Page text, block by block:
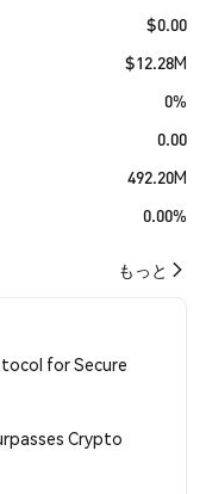
$0.00
$12.28M
0%
0.00
492.20M
0.00%
もっと
for Secure
Crypto